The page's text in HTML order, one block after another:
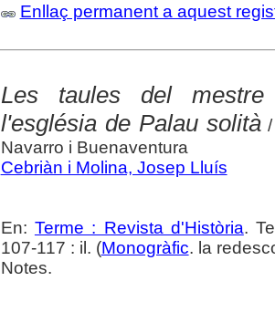
Enllaç permanent a aquest
Les taules del mestre
l'església de Palau solità
Navarro i Buenaventura
Cebriàn i Molina, Josep Lluís
En: Terme : Revista d'Història.
107-117 : il. (Monogràfic. la
Notes.